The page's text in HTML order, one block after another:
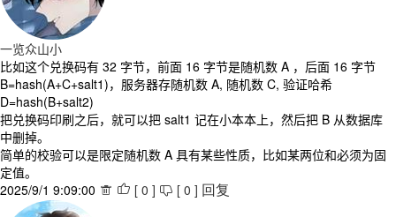
一览众山小
比如这个兑换码有 32 字节，前面 16 字节是随机数 A ，后面 16 字节
B=hash(A+C+salt1)，服务器存随机数 A, 随机数 C, 验证哈希
D=hash(B+salt2)
把兑换码印刷之后，就可以把 salt1 记在小本本上，然后把 B 从数据库
中删掉。
简单的校验可以是限定随机数 A 具有某些性质，比如某两位和必须为固
定值。
2025/9/1 9:09:00   [ 0 ]  [ 0 ] 回复